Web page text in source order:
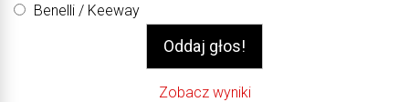
Benelli / Keeway
Zobacz wyniki